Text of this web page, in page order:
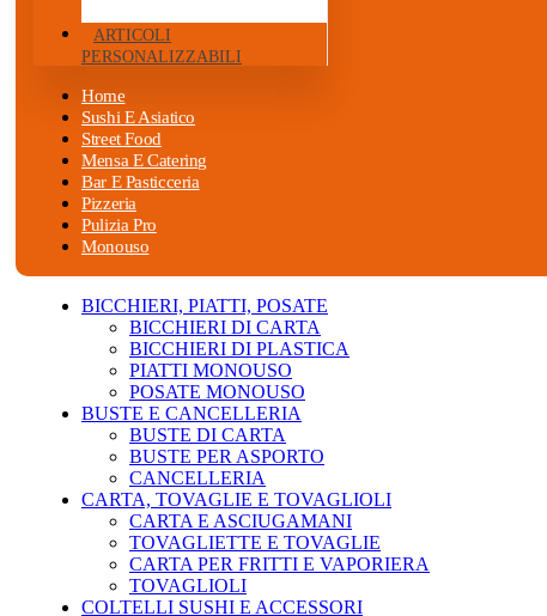
ARTICOLI
PERSONALIZZABILI
Home
Sushi E Asiatico
Street Food
Mensa E Catering
Bar E Pasticceria
Pizzeria
Pulizia Pro
Monouso
BICCHIERI, PIATTI, POSATE
BICCHIERI DI CARTA
BICCHIERI DI PLASTICA
PIATTI MONOUSO
POSATE MONOUSO
BUSTE E CANCELLERIA
BUSTE DI CARTA
BUSTE PER ASPORTO
CANCELLERIA
CARTA, TOVAGLIE E TOVAGLIOLI
CARTA E ASCIUGAMANI
TOVAGLIETTE E TOVAGLIE
CARTA PER FRITTI E VAPORIERA
TOVAGLIOLI
COLTELLI SUSHI E ACCESSORI